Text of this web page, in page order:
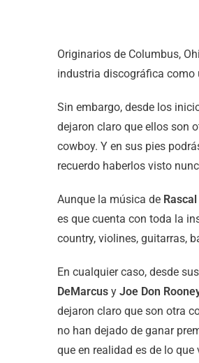
Originarios de Columbus,
industria discográfica como
Sin embargo, desde los
dejaron claro que ellos son
cowboy. Y en sus pies
recuerdo haberlos visto
Aunque la música de
es que cuenta con toda la
country, violines, guitarras,
En cualquier caso, desde
DeMarcus y Joe Don
dejaron claro que son otra
no han dejado de ganar
que en realidad es de lo que